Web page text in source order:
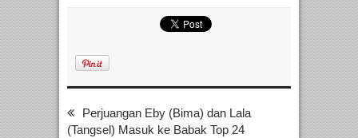
Perjuangan Eby (Bima) dan Lala
(Tangsel) Masuk ke Babak Top 24